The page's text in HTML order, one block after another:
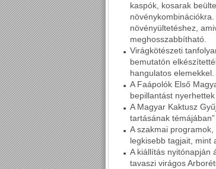
kaspók, kosarak
növényültetéshez,
meghosszabbítható.
Virágkötészeti
bemutatón
hangulatos elemekkel.
A Faápolók Első
bepillantást
A Magyar Kaktusz
tartásának
A szakmai
legkisebb tagjait, mint
A kiállítás nyitónapján
tavaszi virágos